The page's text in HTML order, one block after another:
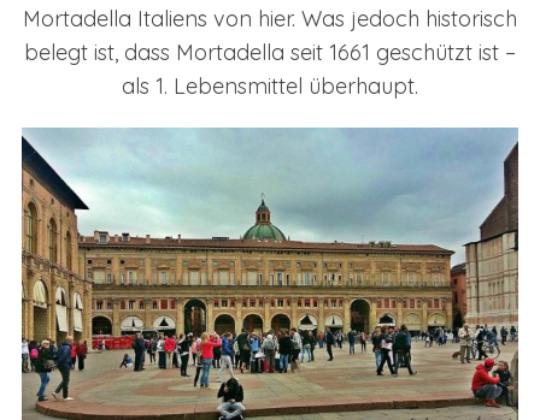
Mortadella Italiens von hier. Was jedoch historisch
belegt ist, dass Mortadella seit 1661 geschützt ist –
als 1. Lebensmittel überhaupt.